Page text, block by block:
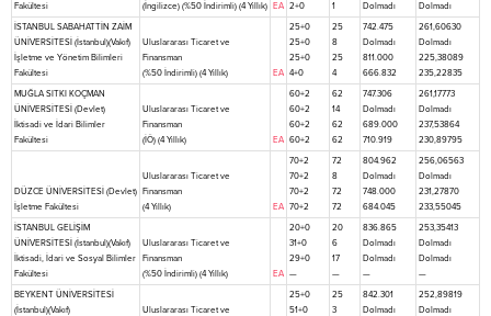
Fakültesi
(İngilizce) (%50 İndirimli) (4 Yıllık)
EA 2+0
1
Dolmadı
Dolmadı
İSTANBUL SABAHATTİN ZAİM
ÜNİVERSİTESİ (İstanbul)(Vakıf)
İşletme ve Yönetim Bilimleri
Fakültesi
Uluslararası Ticaret ve
Finansman
(%50 İndirimli) (4 Yıllık)
EA
25+0
25+0
25+0
4+0
25
8
25
4
742.475
Dolmadı
811.000
666.832
261,60630
Dolmadı
225,38089
235,22835
MUĞLA SITKI KOÇMAN
ÜNİVERSİTESİ (Devlet)
İktisadi ve İdari Bilimler
Fakültesi
Uluslararası Ticaret ve
Finansman
(İÖ) (4 Yıllık)
EA
60+2
60+2
60+2
60+2
62
14
62
62
747.306
Dolmadı
689.000
710.919
261,17773
Dolmadı
237,53864
230,89795
DÜZCE ÜNİVERSİTESİ (Devlet)
İşletme Fakültesi
Uluslararası Ticaret ve
Finansman
(4 Yıllık)
EA
70+2
70+2
70+2
70+2
72
8
72
72
804.962
Dolmadı
748.000
684.045
256,06563
Dolmadı
231,27870
233,55045
İSTANBUL GELİŞİM
ÜNİVERSİTESİ (İstanbul)(Vakıf)
İktisadi, İdari ve Sosyal Bilimler
Fakültesi
Uluslararası Ticaret ve
Finansman
(%50 İndirimli) (4 Yıllık)
EA
20+0
31+0
29+0
—
20
6
17
—
836.865
Dolmadı
Dolmadı
—
253,35413
Dolmadı
Dolmadı
—
BEYKENT ÜNİVERSİTESİ
(İstanbul)(Vakıf)
Uluslararası Ticaret ve
25+0
51+0
25
3
842.301
Dolmadı
252,89819
Dolmadı